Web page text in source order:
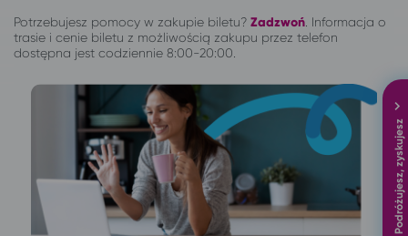
Podróżujesz, zyskujesz
Potrzebujesz pomocy w zakupie biletu? Zadzwoń Informacja o
trasie i cenie biletu z możliwością zakupu przez telefon
dostępna jest codziennie 8:00-20:00.